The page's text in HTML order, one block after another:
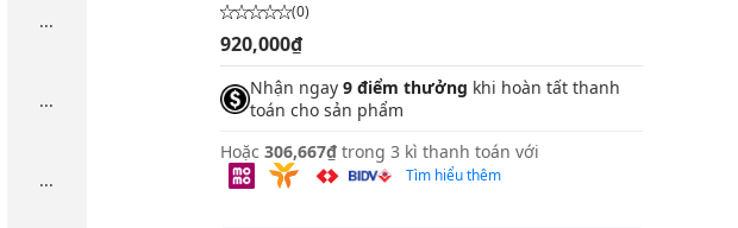
...
...
...
(0)
920,000₫
Nhận ngay 9 điểm thưởng khi hoàn tất thanh
toán cho sản phẩm
Hoặc 306,667₫ trong 3 kì thanh toán với
Tìm hiểu thêm